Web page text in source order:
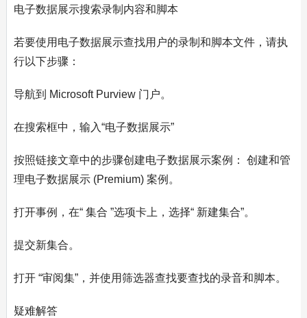
电子数据展示搜索录制内容和脚本
若要使用电子数据展示查找用户的录制和脚本文件，请执
行以下步骤：
导航到 Microsoft Purview 门户。
在搜索框中，输入“电子数据展示”
按照链接文章中的步骤创建电子数据展示案例： 创建和管
理电子数据展示 (Premium) 案例。
打开事例，在“ 集合 ”选项卡上，选择“ 新建集合”。
提交新集合。
打开 “审阅集”，并使用筛选器查找要查找的录音和脚本。
疑难解答